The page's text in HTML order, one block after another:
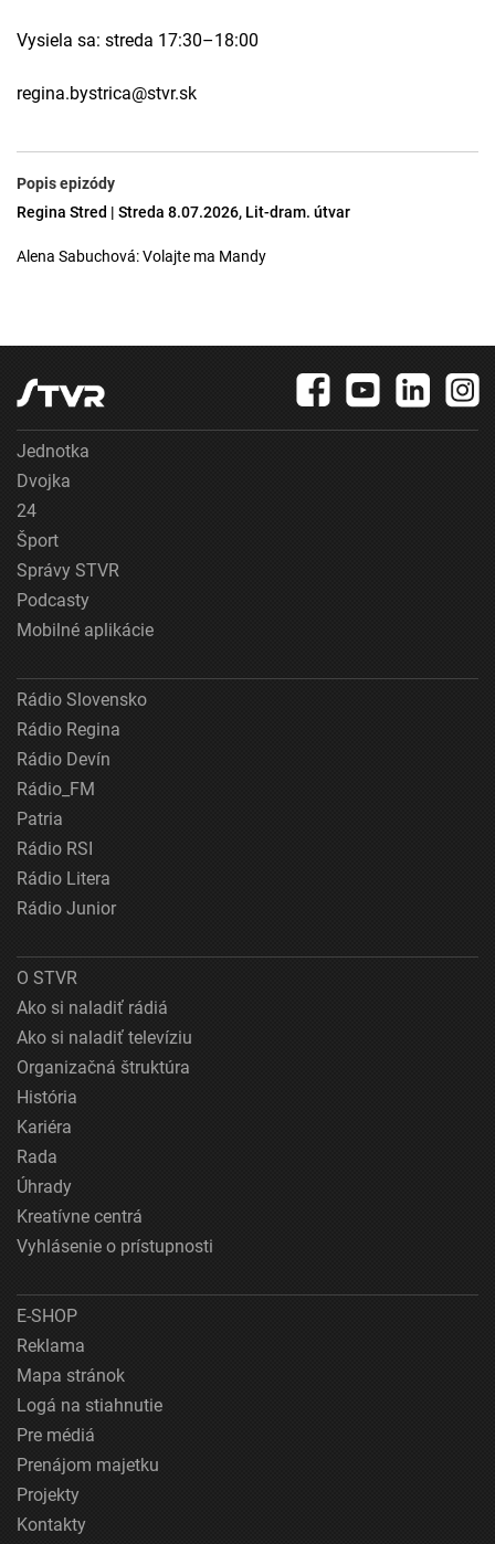
Vysiela sa: streda 17:30–18:00
regina.bystrica@stvr.sk
Popis epizódy
Regina Stred | Streda 8.07.2026, Lit-dram. útvar
Alena Sabuchová: Volajte ma Mandy
Jednotka
Dvojka
24
Šport
Správy STVR
Podcasty
Mobilné aplikácie
Rádio Slovensko
Rádio Regina
Rádio Devín
Rádio_FM
Patria
Rádio RSI
Rádio Litera
Rádio Junior
O STVR
Ako si naladiť rádiá
Ako si naladiť televíziu
Organizačná štruktúra
História
Kariéra
Rada
Úhrady
Kreatívne centrá
Vyhlásenie o prístupnosti
E-SHOP
Reklama
Mapa stránok
Logá na stiahnutie
Pre médiá
Prenájom majetku
Projekty
Kontakty